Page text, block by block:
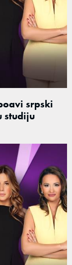
srpski
studiju